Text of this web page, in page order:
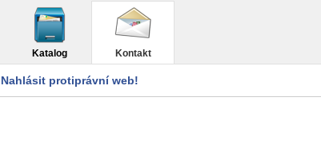
Katalog Kontakt
Nahlásit protiprávní web!